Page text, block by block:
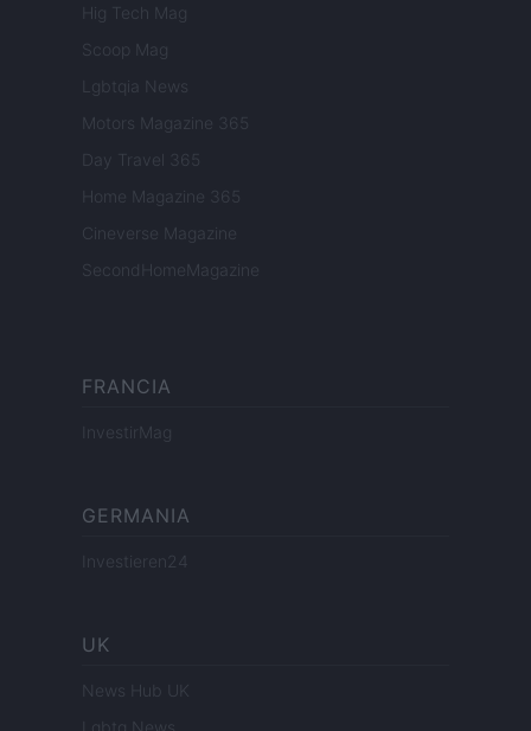
Hig Tech Mag
Scoop Mag
Lgbtqia News
Motors Magazine 365
Day Travel 365
Home Magazine 365
Cineverse Magazine
SecondHomeMagazine
FRANCIA
InvestirMag
GERMANIA
Investieren24
UK
News Hub UK